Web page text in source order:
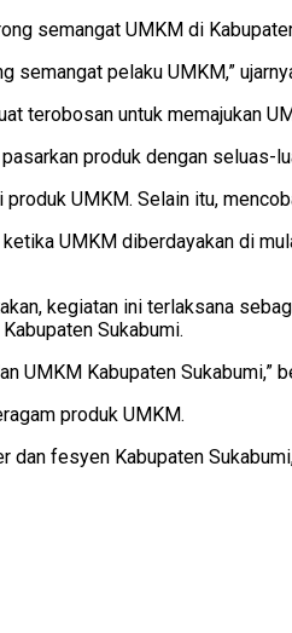
semangat UMKM di
semangat pelaku UMKM,”
terobosan untuk memajukan
produk dengan seluas-
UMKM. Selain itu,
UMKM diberdayakan di
kegiatan ini terlaksana
Sukabumi.
UMKM Kabupaten Sukabumi,”
produk UMKM.
fesyen Kabupaten